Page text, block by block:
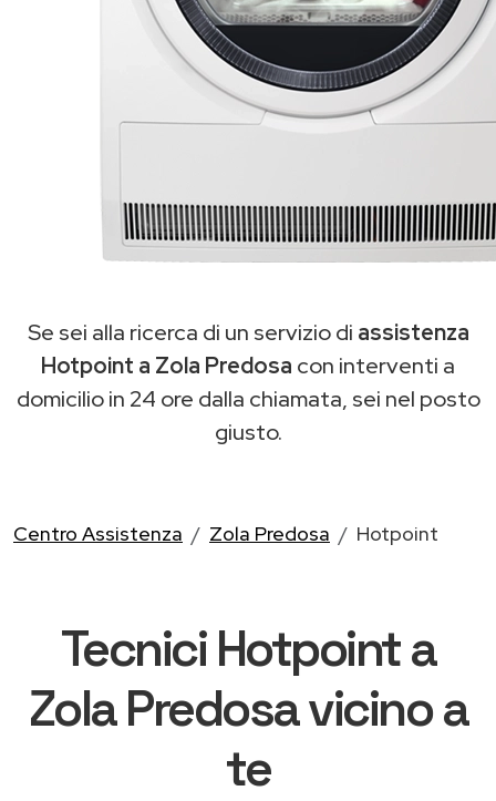
Se sei alla ricerca di un servizio di assistenza
Hotpoint a Zola Predosa con interventi a
domicilio in 24 ore dalla chiamata, sei nel posto
giusto.
Centro Assistenza Zola Predosa Hotpoint
Tecnici Hotpoint a
Zola Predosa vicino a
te